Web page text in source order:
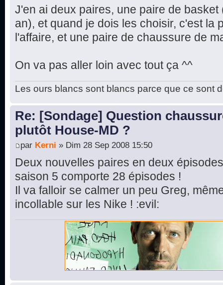
J'en ai deux paires, une paire de
an), et quand je dois les choisir, c'est la
l'affaire, et une paire de chaussure de
On va pas aller loin avec tout ça ^^
Les ours blancs sont blancs parce que ce sont
Re: [Sondage] Question
plutôt House-MD ?
par Kerni » Dim 28 Sep 2008 15:50
Deux nouvelles paires en deux
saison 5 comporte 28 épisodes !
Il va falloir se calmer un peu Greg,
incollable sur les Nike ! :evil: